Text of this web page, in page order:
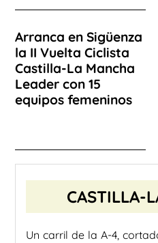
Arranca en Sigüenza
la II Vuelta Ciclista
Castilla-La Mancha
Leader con 15
equipos femeninos
CASTILLA-
Un carril de la A-4,